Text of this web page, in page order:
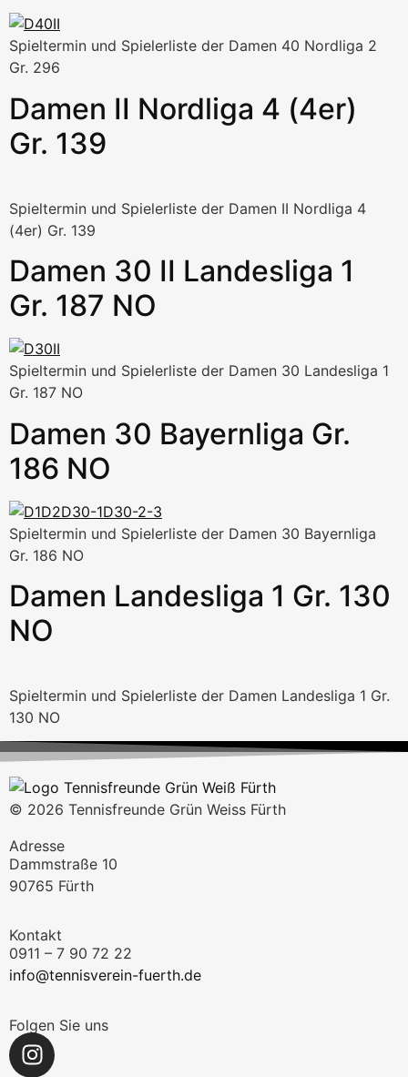
Spieltermin und Spielerliste der Damen 40 Nordliga 2
Gr. 296
Damen II Nordliga 4 (4er)
Gr. 139
Spieltermin und Spielerliste der Damen II Nordliga 4
(4er) Gr. 139
Damen 30 II Landesliga 1
Gr. 187 NO
Spieltermin und Spielerliste der Damen 30 Landesliga 1
Gr. 187 NO
Damen 30 Bayernliga Gr.
186 NO
Spieltermin und Spielerliste der Damen 30 Bayernliga
Gr. 186 NO
Damen Landesliga 1 Gr. 130
NO
Spieltermin und Spielerliste der Damen Landesliga 1 Gr.
130 NO
© 2026 Tennisfreunde Grün Weiss Fürth
Adresse
Dammstraße 10
90765 Fürth
Kontakt
0911 – 7 90 72 22
info@tennisverein-fuerth.de
Folgen Sie uns